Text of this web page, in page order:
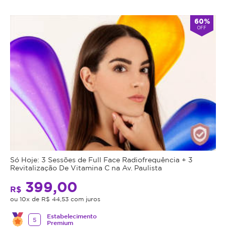
60%
OFF
Só Hoje: 3 Sessões de Full Face Radiofrequência + 3
Revitalização De Vitamina C na Av. Paulista
R$ 399,00
ou 10x de R$ 44,53 com juros
5
Estabelecimento
Premium